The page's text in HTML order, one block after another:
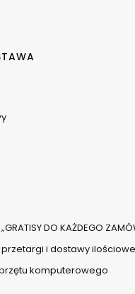
DO KAŻDEGO
i dostawy ilościowe
komputerowego